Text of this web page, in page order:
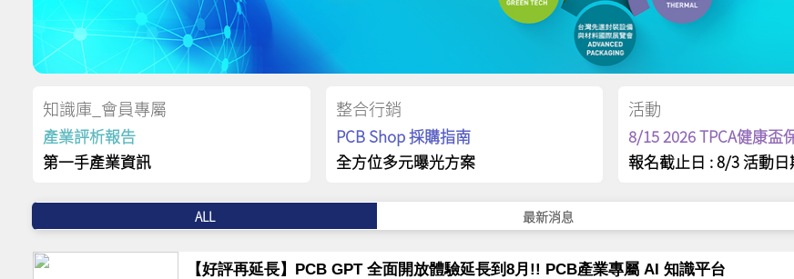
知識庫_會員專屬
產業評析報告
第一手產業資訊
整合行銷
PCB Shop 採購指南
全方位多元曝光方案
活動
8/15 2026 TPCA健康盃
報名截止日 : 8/3 活動
ALL 最新消息
【好評再延長】PCB GPT 全面開放體驗延長到8月!! PCB產業專屬 AI 知識平台